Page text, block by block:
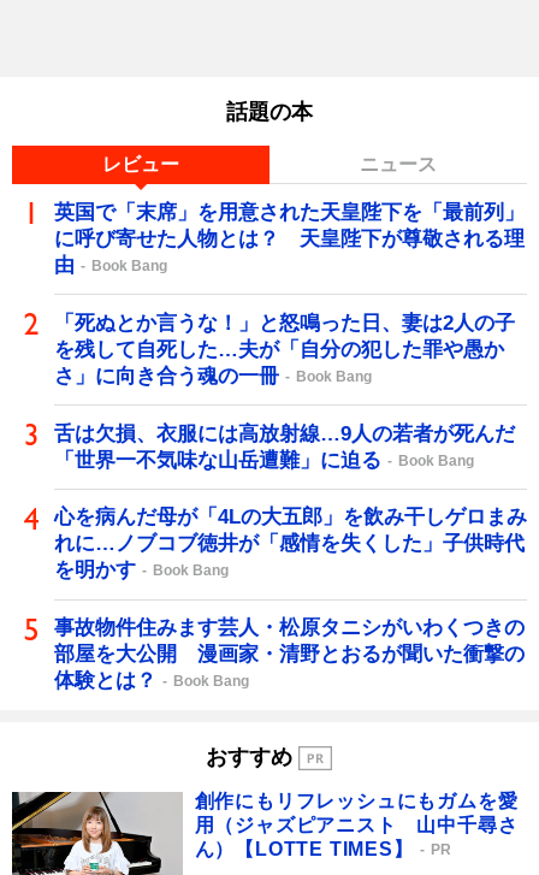
話題の本
レビュー ニュース
英国で「末席」を用意された天皇陛下を「最前列」
に呼び寄せた人物とは？ 天皇陛下が尊敬される理
由
Book Bang
「死ぬとか言うな！」と怒鳴った日、妻は2人の子
を残して自死した…夫が「自分の犯した罪や愚か
さ」に向き合う魂の一冊
Book Bang
舌は欠損、衣服には高放射線…9人の若者が死んだ
「世界一不気味な山岳遭難」に迫る
Book Bang
心を病んだ母が「4Lの大五郎」を飲み干しゲロまみ
れに…ノブコブ徳井が「感情を失くした」子供時代
を明かす
Book Bang
事故物件住みます芸人・松原タニシがいわくつきの
部屋を大公開 漫画家・清野とおるが聞いた衝撃の
体験とは？
Book Bang
おすすめ
創作にもリフレッシュにもガムを愛
用（ジャズピアニスト 山中千尋さ
ん）【LOTTE TIMES】
PR